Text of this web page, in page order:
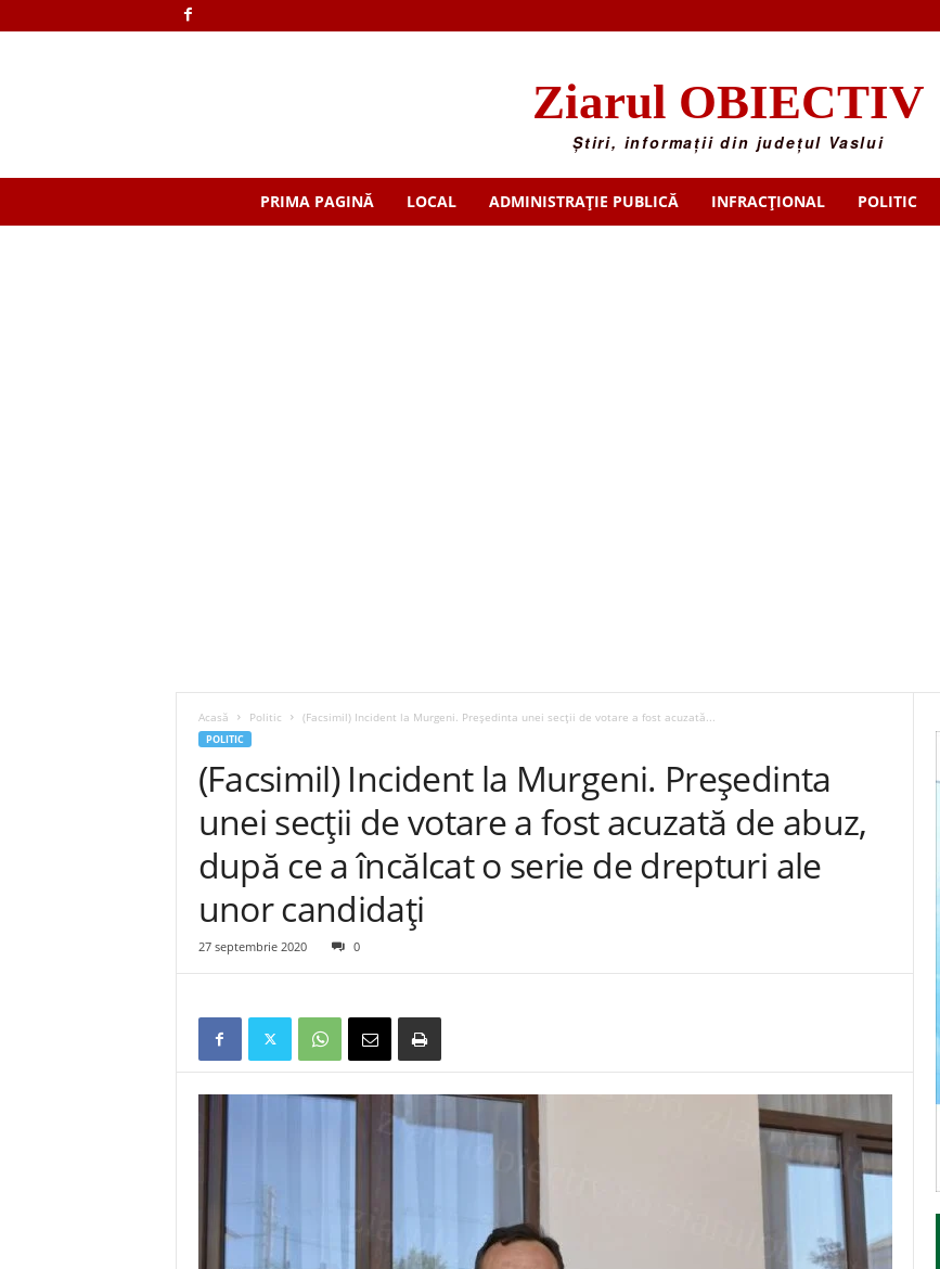
Ziarul OBIECTIV
Știri, informații din județul Vaslui
PRIMA PAGINĂ LOCAL ADMINISTRAȚIE PUBLICĂ INFRACȚIONAL POLITIC
Acasă Politic (Facsimil) Incident la Murgeni. Președinta unei secții de votare a fost acuzată...
POLITIC
(Facsimil) Incident la Murgeni. Președinta
unei secții de votare a fost acuzată de abuz,
după ce a încălcat o serie de drepturi ale
unor candidați
27 septembrie 2020 0